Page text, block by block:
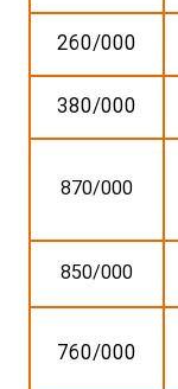
260/000
380/000
870/000
850/000
760/000